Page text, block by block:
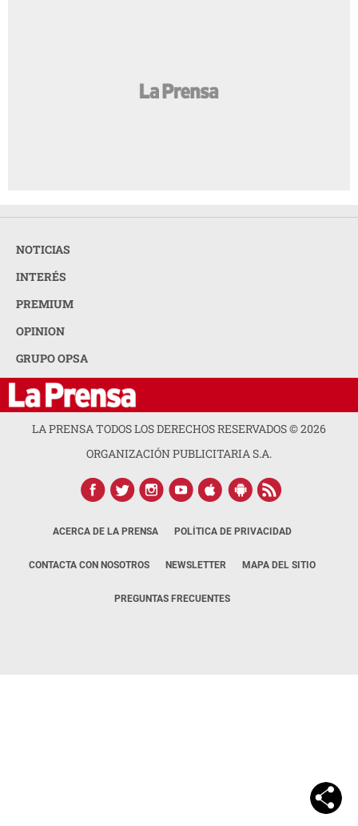
NOTICIAS
INTERÉS
PREMIUM
OPINION
GRUPO OPSA
LA PRENSA TODOS LOS DERECHOS RESERVADOS ©2026
ORGANIZACIÓN PUBLICITARIA S.A.
ACERCA DE LA PRENSA POLÍTICA DE PRIVACIDAD
CONTACTA CON NOSOTROS NEWSLETTER MAPA DEL SITIO
PREGUNTAS FRECUENTES